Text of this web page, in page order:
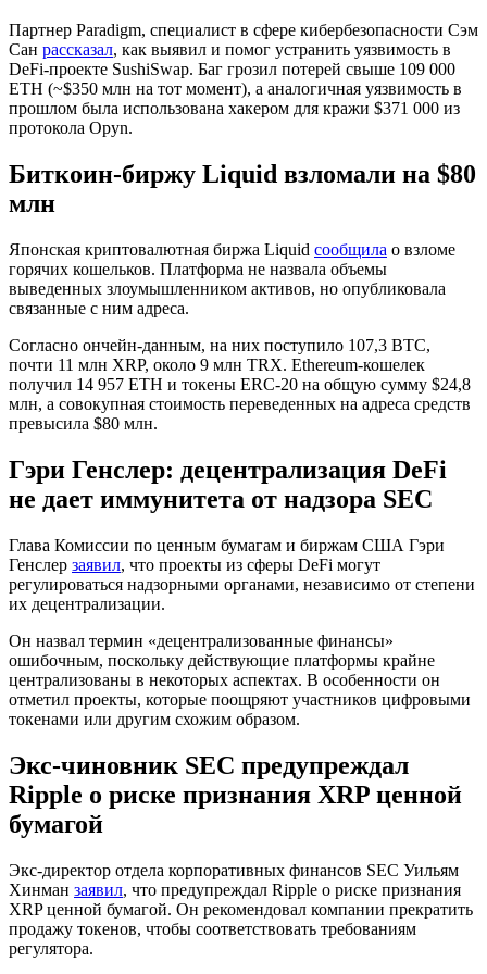
Партнер Paradigm, специалист в сфере кибербезопасности Сэм
Сан рассказал, как выявил и помог устранить уязвимость в
DeFi-проекте SushiSwap. Баг грозил потерей свыше 109 000
ETH (~$350 млн на тот момент), а аналогичная уязвимость в
прошлом была использована хакером для кражи $371 000 из
протокола Opyn.
Биткоин-биржу Liquid взломали на $80
млн
Японская криптовалютная биржа Liquid сообщила о взломе
горячих кошельков. Платформа не назвала объемы
выведенных злоумышленником активов, но опубликовала
связанные с ним адреса.
Согласно ончейн-данным, на них поступило 107,3 BTC,
почти 11 млн XRP, около 9 млн TRX. Ethereum-кошелек
получил 14 957 ETH и токены ERC-20 на общую сумму $24,8
млн, а совокупная стоимость переведенных на адреса средств
превысила $80 млн.
Гэри Генслер: децентрализация DeFi
не дает иммунитета от надзора SEC
Глава Комиссии по ценным бумагам и биржам США Гэри
Генслер заявил, что проекты из сферы DeFi могут
регулироваться надзорными органами, независимо от степени
их децентрализации.
Он назвал термин «децентрализованные финансы»
ошибочным, поскольку действующие платформы крайне
централизованы в некоторых аспектах. В особенности он
отметил проекты, которые поощряют участников цифровыми
токенами или другим схожим образом.
Экс-чиновник SEC предупреждал
Ripple о риске признания XRP ценной
бумагой
Экс-директор отдела корпоративных финансов SEC Уильям
Хинман заявил, что предупреждал Ripple о риске признания
XRP ценной бумагой. Он рекомендовал компании прекратить
продажу токенов, чтобы соответствовать требованиям
регулятора.